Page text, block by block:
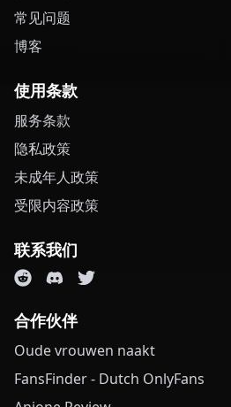
常见问题
博客
使用条款
服务条款
隐私政策
未成年人政策
受限内容政策
联系我们
合作伙伴
Oude vrouwen naakt
FansFinder - Dutch OnlyFans